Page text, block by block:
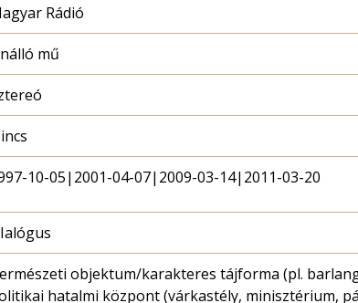
Rádió
mű
10-05|2001-04-07|2009-03-14|2011-03-20
objektum/karakteres tájforma (pl.
hatalmi központ (várkastély, minisztérium,